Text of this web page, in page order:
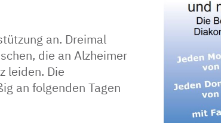
an. Dreimal
die an Alzheimer
leiden. Die
an folgenden Tagen